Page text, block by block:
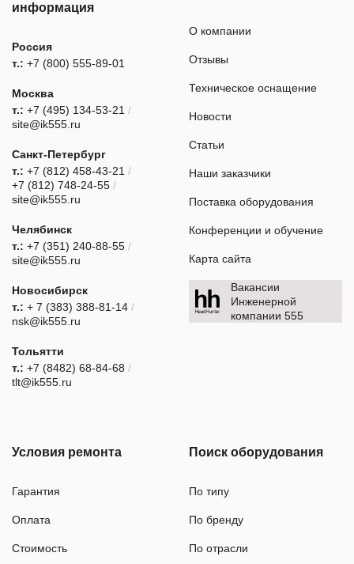
информация
Россия
т.: +7 (800) 555-89-01
Москва
т.: +7 (495) 134-53-21 /
site@ik555.ru
Санкт-Петербург
т.: +7 (812) 458-43-21 /
+7 (812) 748-24-55 /
site@ik555.ru
Челябинск
т.: +7 (351) 240-88-55 /
site@ik555.ru
Новосибирск
т.: + 7 (383) 388-81-14 /
nsk@ik555.ru
Тольятти
т.: +7 (8482) 68-84-68 /
tlt@ik555.ru
О компании
Отзывы
Техническое оснащение
Новости
Статьи
Наши заказчики
Поставка оборудования
Конференции и обучение
Карта сайта
Вакансии
Инженерной
компании 555
Условия ремонта
Гарантия
Оплата
Стоимость
Поиск оборудования
По типу
По бренду
По отрасли